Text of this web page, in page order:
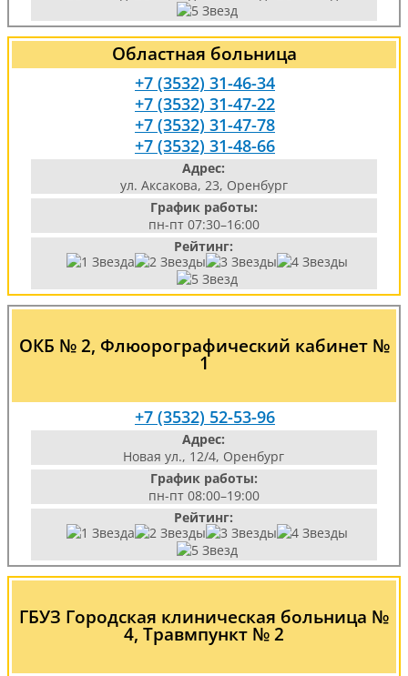
Областная больница
+7 (3532) 31-46-34
+7 (3532) 31-47-22
+7 (3532) 31-47-78
+7 (3532) 31-48-66
Адрес:
ул. Аксакова, 23, Оренбург
График работы:
пн-пт 07:30–16:00
Рейтинг:
ОКБ № 2, Флюорографический кабинет №
1
+7 (3532) 52-53-96
Адрес:
Новая ул., 12/4, Оренбург
График работы:
пн-пт 08:00–19:00
Рейтинг:
ГБУЗ Городская клиническая больница №
4, Травмпункт № 2